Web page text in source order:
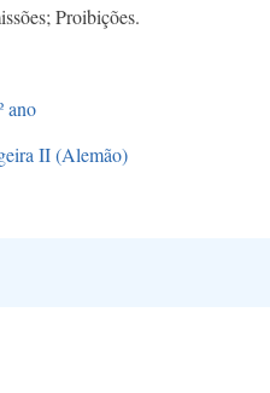
Proibições.
ano
II (Alemão)